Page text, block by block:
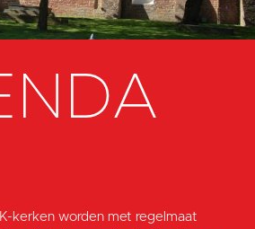
kerken worden met regelmaat